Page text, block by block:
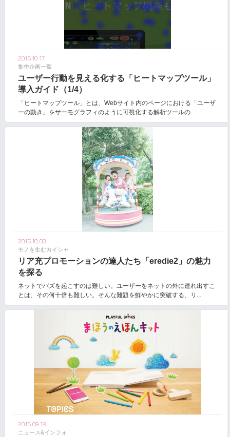
2015.10.17
集中企画一覧
ユーザー行動を見える化する「ヒートマップツール」
導入ガイド（1/4）
「ヒートマップツール」とは、Webサイト内のページにおける「ユーザ
ーの動き」をサーモグラフィのように可視化する解析ツールの...
2015.10.03
モノを生むカイシャ
リア充プロモーションの達人たち「eredie2」の魅力
を探る
ネットでバズを起こすのは難しい。ユーザーをネットの外に連れ出すこ
とは、その何十倍も難しい。そんな難題を鮮やかに突破する、リ...
2015.09.18
ニュース&インフォ